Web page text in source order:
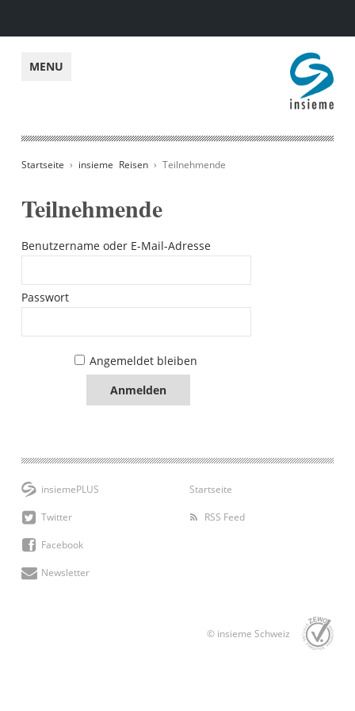
insieme
MENU
Startseite › insieme Reisen› Teilnehmende
Teilnehmende
Benutzername oder E-Mail-Adresse
Passwort
Angemeldet bleiben
insiemePLUS
Twitter
Facebook
Newsletter
Startseite
RSS Feed
© insieme Schweiz